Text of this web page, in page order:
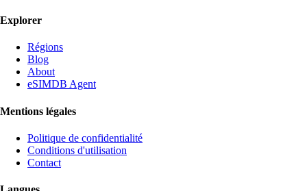
Explorer
Régions
Blog
About
eSIMDB Agent
Mentions légales
Politique de confidentialité
Conditions d'utilisation
Contact